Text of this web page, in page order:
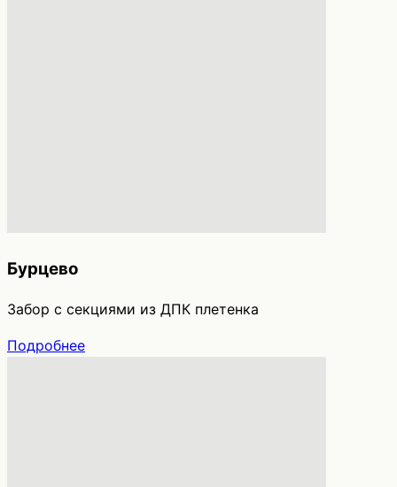
Бурцево
Забор с секциями из ДПК плетенка
Подробнее